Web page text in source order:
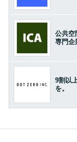
公共空
専門企
9割以
を。